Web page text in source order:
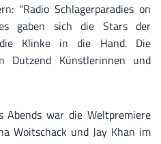
"Radio Schlagerparadies on
gaben sich die Stars der
die Klinke in die Hand. Die
Dutzend Künstlerinnen und
Abends war die Weltpremiere
Woitschack und Jay Khan im